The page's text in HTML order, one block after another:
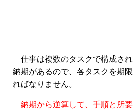
仕事は複数のタスクで構成さ
納期があるので、各タスクを期
ればなりません。
納期から逆算して、手順と所